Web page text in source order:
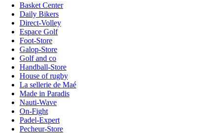
Basket Center
Daily Bikers
Direct-Volley
Espace Golf
Foot-Store
Galop-Store
Golf and co
Handball-Store
House of rugby
La sellerie de Maé
Made in Paradis
Nauti-Wave
On-Fight
Padel-Expert
Pecheur-Store